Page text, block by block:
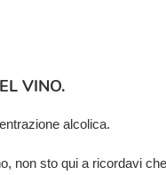
VINO.
alcolica.
non sto qui a ricordavi